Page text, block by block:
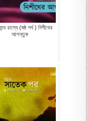
রহস্য (ষষ্ঠ পর্ব ) নিশীথের
আগন্তুক